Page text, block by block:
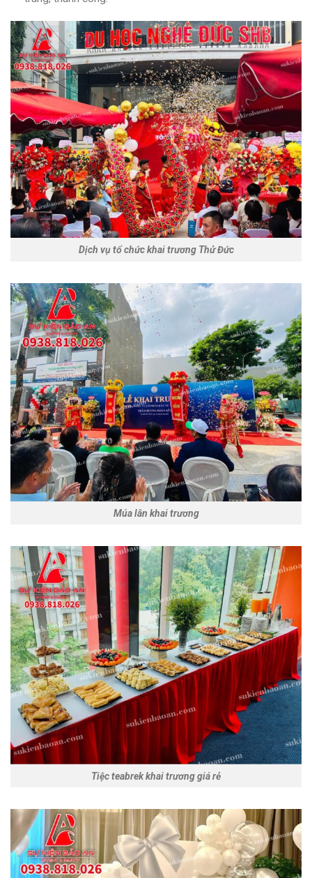
Dịch vụ tổ chức khai trương Thử Đức
Múa lân khai trương
Tiệc teabrek khai trương giá rẻ